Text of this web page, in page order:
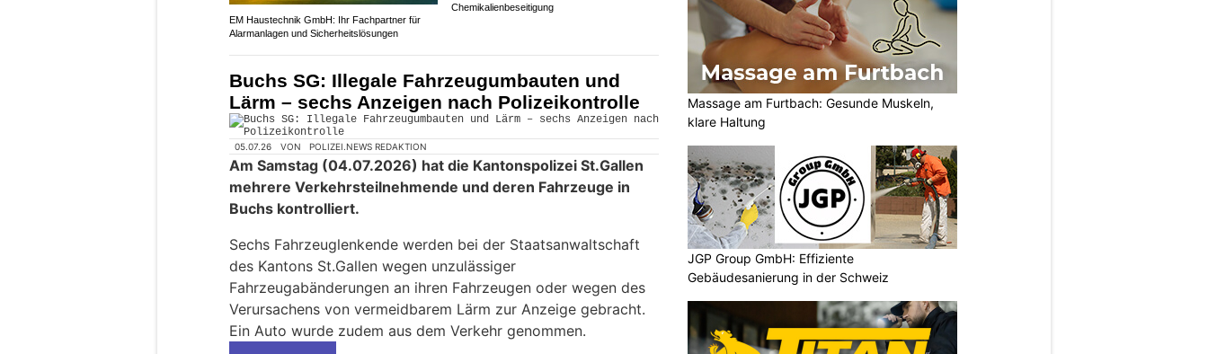
EM Haustechnik GmbH: Ihr Fachpartner für
Alarmanlagen und Sicherheitslösungen
Chemikalienbeseitigung
Buchs SG: Illegale Fahrzeugumbauten und
Lärm – sechs Anzeigen nach Polizeikontrolle
05.07.26 VON POLIZEI.NEWS REDAKTION
Am Samstag (04.07.2026) hat die Kantonspolizei St.Gallen
mehrere Verkehrsteilnehmende und deren Fahrzeuge in
Buchs kontrolliert.
Sechs Fahrzeuglenkende werden bei der Staatsanwaltschaft
des Kantons St.Gallen wegen unzulässiger
Fahrzeugabänderungen an ihren Fahrzeugen oder wegen des
Verursachens von vermeidbarem Lärm zur Anzeige gebracht.
Ein Auto wurde zudem aus dem Verkehr genommen.
Massage am Furtbach: Gesunde Muskeln,
klare Haltung
JGP Group GmbH: Effiziente
Gebäudesanierung in der Schweiz